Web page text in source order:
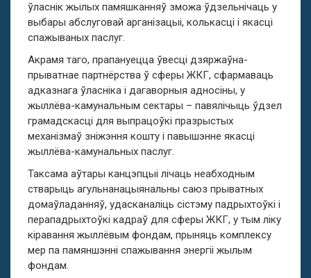
ўласнік жылых памяшканняў зможа ўдзельнічаць у
выбары абслуговай арганізацыі, колькасці і якасці
спажываных паслуг.
Акрамя таго, прапануецца ўвесці дзяржаўна-
прыватнае партнёрства ў сферы ЖКГ, сфармаваць
адказнага ўласніка і дагаворныя адносіны, у
жыллёва-камунальным сектары – павялічыць ўдзел
грамадскасці для выпрацоўкі празрыстых
механізмаў зніжэння кошту і павышэнне якасці
жыллёва-камунальных паслуг.
Таксама аўтары канцэпцыі лічаць неабходным
стварыць агульнанацыянальны саюз прыватных
домаўладанняў, удасканаліць сістэму падрыхтоўкі і
перападрыхтоўкі кадраў для сферы ЖКГ, у тым ліку
кіравання жыллёвым фондам, прыняць комплексу
мер па памяншэнні спажывання энергіі жылым
фондам.